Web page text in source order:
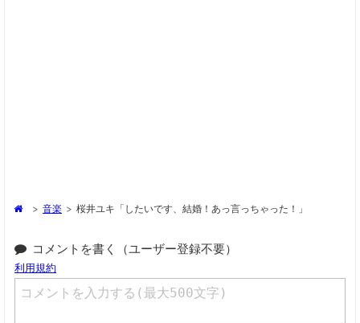
> 音楽 > 桜井ユキ「したいです、結婚！あっ言っちゃった！」
コメントを書く（ユーザー登録不要）